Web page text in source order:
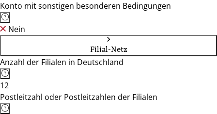
Konto mit sonstigen besonderen Bedingungen
Nein
Filial-Netz
Anzahl der Filialen in Deutschland
12
Postleitzahl oder Postleitzahlen der Filialen